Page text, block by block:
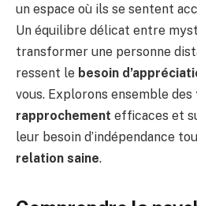
un espace où ils se sentent
Un équilibre délicat entre
transformer une personne
ressent le besoin
vous. Explorons ensemble des
rapprochement efficaces et
leur besoin d’indépendance
relation saine.